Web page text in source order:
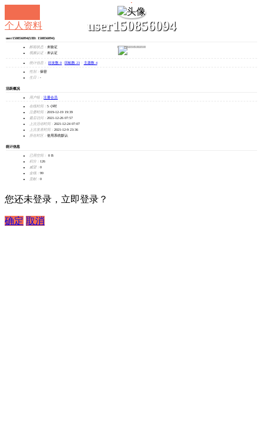
user150856094
发消息
个人资料
user150856094(UID: 150856094)
邮箱状态： 未验证
视频认证： 未认证
统计信息： 好友数 0 回帖数 23 主题数 4
性别： 保密
生日： -
活跃概况
用户组： 注册会员
在线时间： 5 小时
注册时间： 2019-12-19 19:39
最后访问： 2021-12-26 07:57
上次活动时间： 2021-12-24 07:07
上次发表时间： 2021-12-9 23:36
所在时区： 使用系统默认
统计信息
已用空间：
0 B
积分： 126
威望： 0
金钱： 99
贡献： 0
您还未登录，立即登录？
确定 取消